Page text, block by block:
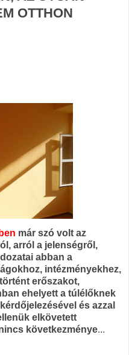
OTTHON
már szó volt az
arról a jelenségről,
abban a
intézményekhez,
erőszakot,
ehelyett a túlélőknek
és azzal
elkövetett
következménye...